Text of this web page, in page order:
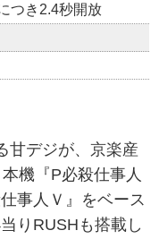
つき2.4秒開放
甘デジが、京楽産
機『P必殺仕事人
事人Ｖ』をベース
りRUSHも搭載し